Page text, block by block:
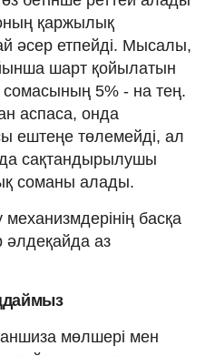
қаржылық
әсер етпейді. Мысалы,
шарт қойылатын
5% - на тең.
аспаса, онда
ештеңе төлемейді, ал
сақтандырылушы
соманы алады.
басқа
әлдеқайда аз
мөлшері мен